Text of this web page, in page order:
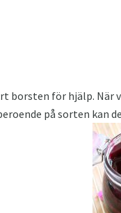
för hjälp. När
på sorten kan